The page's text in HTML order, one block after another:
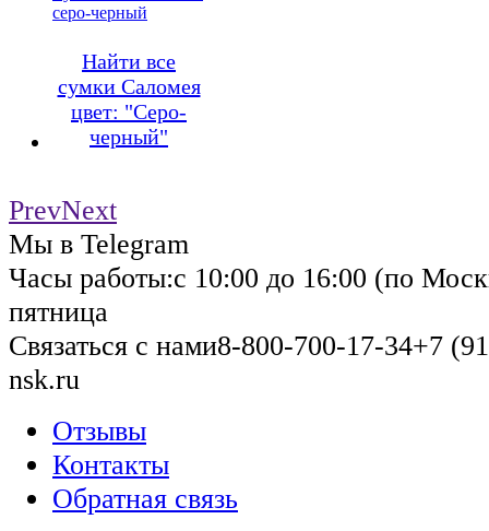
серо-черный
Найти все
сумки Саломея
цвет: "Серо-
черный"
PrevNext
Мы в Telegram
Часы работы:с 10:00 до 16:00 (по
пятница
Связаться с нами8-800-700-17-34+7
nsk.ru
Отзывы
Контакты
Обратная связь